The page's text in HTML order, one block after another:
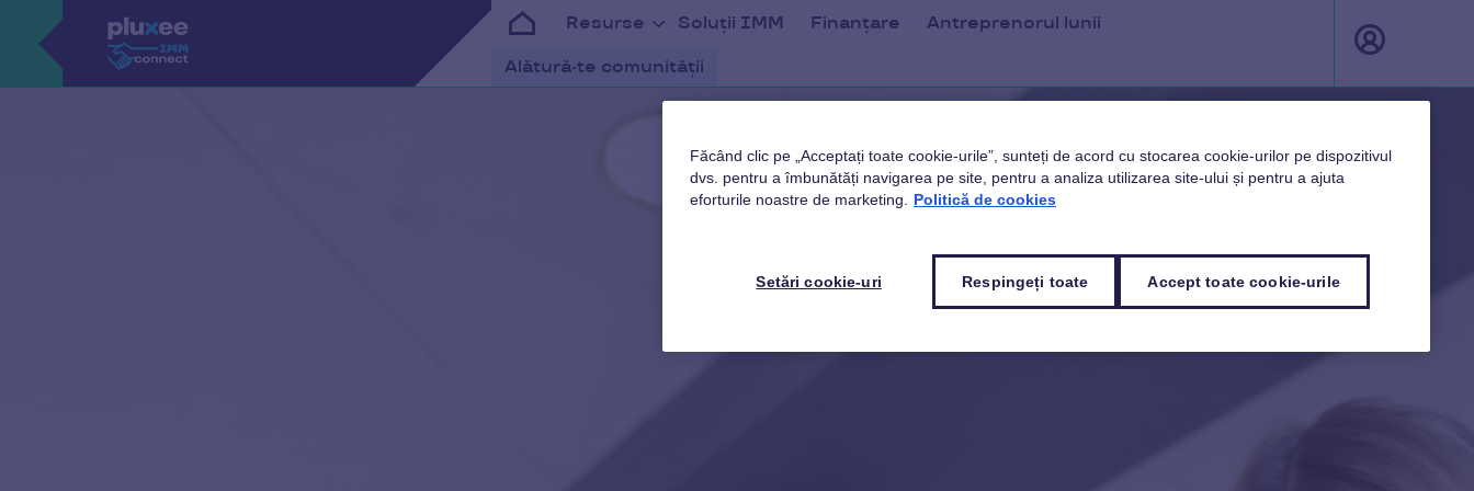
Resurse Soluții IMM Finanțare Antreprenorul lunii
Alătură-te comunității
Făcând clic pe „Acceptați toate cookie-urile”, sunteți de acord cu stocarea cookie-urilor pe dispozitivul
dvs. pentru a îmbunătăți navigarea pe site, pentru a analiza utilizarea site-ului și pentru a ajuta
eforturile noastre de marketing.
Politică de cookies
Setări cookie-uri Respingeți toate Accept toate cookie-urile